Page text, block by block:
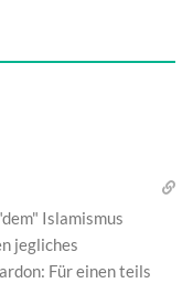
Islamismus
jegliches
Für einen teils